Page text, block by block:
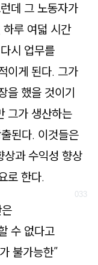
데 그 노동자가
루 여덟 시간
시 업무를
이게 된다. 그가
을 했을 것이기
그가 생산하는
된다. 이것들은
상과 수익성 향상
로 한다.
수 없다고
불가능한”